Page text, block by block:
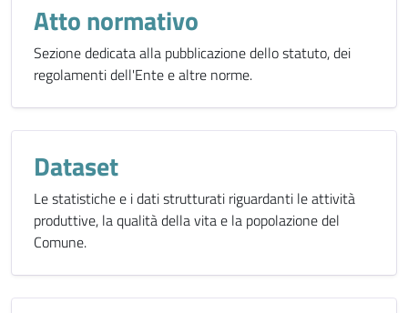
Atto normativo
Sezione dedicata alla pubblicazione dello statuto, dei
regolamenti dell'Ente e altre norme.
Dataset
Le statistiche e i dati strutturati riguardanti le attività
produttive, la qualità della vita e la popolazione del
Comune.